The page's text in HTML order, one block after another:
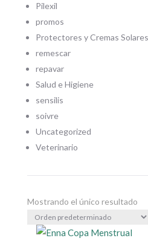
Pilexil
promos
Protectores y Cremas Solares
remescar
repavar
Salud e Higiene
sensilis
soivre
Uncategorized
Veterinario
Mostrando el único resultado